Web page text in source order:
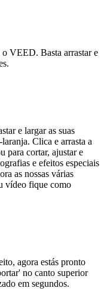
o VEED. Basta arrastar e
e largar as suas
Clica e arrasta a
para cortar, ajustar e
e efeitos especiais
as nossas várias
vídeo fique como
agora estás pronto
no canto superior
em segundos.